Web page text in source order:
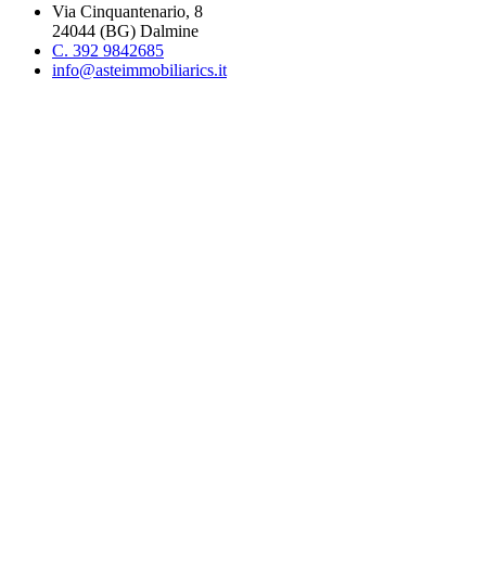
Via Cinquantenario, 8
24044 (BG) Dalmine
C. 392 9842685
info@asteimmobiliarics.it